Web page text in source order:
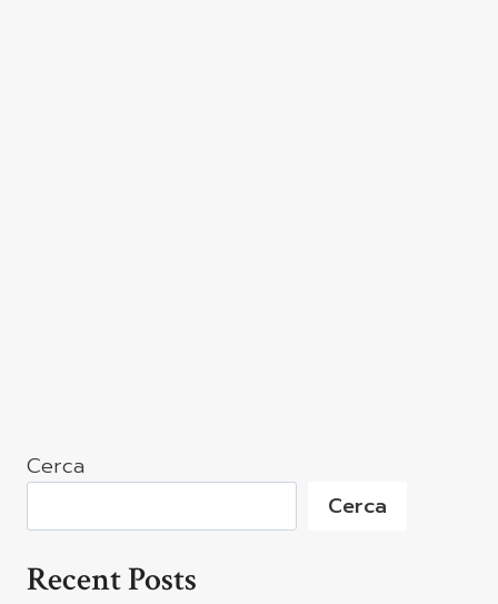
Cerca
Cerca
Recent Posts